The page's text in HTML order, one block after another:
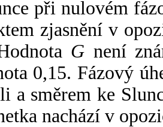
při nulovém
zjasnění v
G není
0,15. Fázový
a směrem ke
nachází v